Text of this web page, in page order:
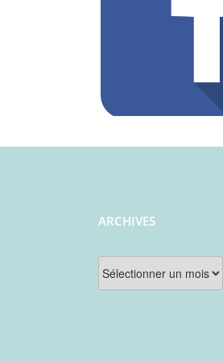
ARCHIVES
Archives